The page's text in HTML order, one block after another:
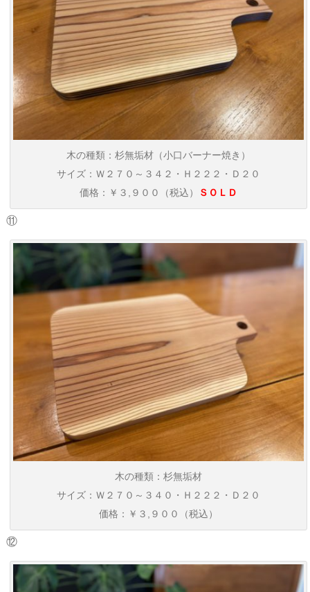
木の種類：杉無垢材（小口バーナー焼き）
サイズ：Ｗ２７０～３４２・Ｈ２２２・Ｄ２０
価格：￥３,９００（税込）
ＳＯＬＤ
⑪
木の種類：杉無垢材
サイズ：Ｗ２７０～３４０・Ｈ２２２・Ｄ２０
価格：￥３,９００（税込）
⑫